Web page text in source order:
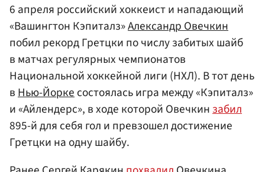
6 апреля российский хоккеист и нападающий
«Вашингтон Кэпиталз»Александр Овечкин
побил рекорд Гретцки по числу забитых шайб
в матчах регулярных чемпионатов
Национальной хоккейной лиги (НХЛ). В тот день
вНью-Йоркесостоялась игра между «Кэпиталз»
и «Айлендерс», в ходе которой Овечкинзабил
895-й для себя гол и превзошел достижение
Гретцки на одну шайбу.